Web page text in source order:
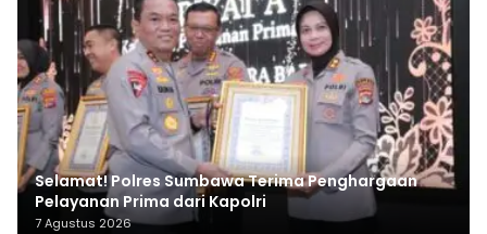
Selamat! Polres Sumbawa Terima Penghargaan
Pelayanan Prima dari Kapolri
7 Agustus 2026